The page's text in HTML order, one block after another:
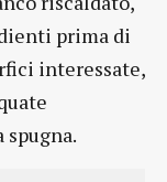
prima di
interessate,